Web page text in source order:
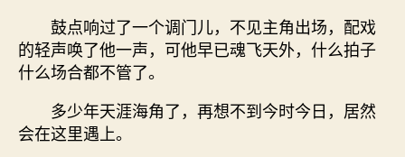
鼓点响过了一个调门儿，不见主角出场，配戏
的轻声唤了他一声，可他早已魂飞天外，什么拍子
什么场合都不管了。
多少年天涯海角了，再想不到今时今日，居然
会在这里遇上。